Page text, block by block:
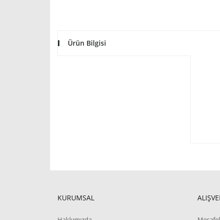
Ürün Bilgisi
KURUMSAL